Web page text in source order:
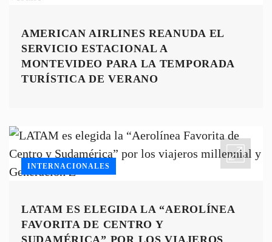
AMERICAN AIRLINES REANUDA EL
SERVICIO ESTACIONAL A
MONTEVIDEO PARA LA TEMPORADA
TURÍSTICA DE VERANO
INTERNACIONALES
LATAM ES ELEGIDA LA “AEROLÍNEA
FAVORITA DE CENTRO Y
SUDAMÉRICA” POR LOS VIAJEROS